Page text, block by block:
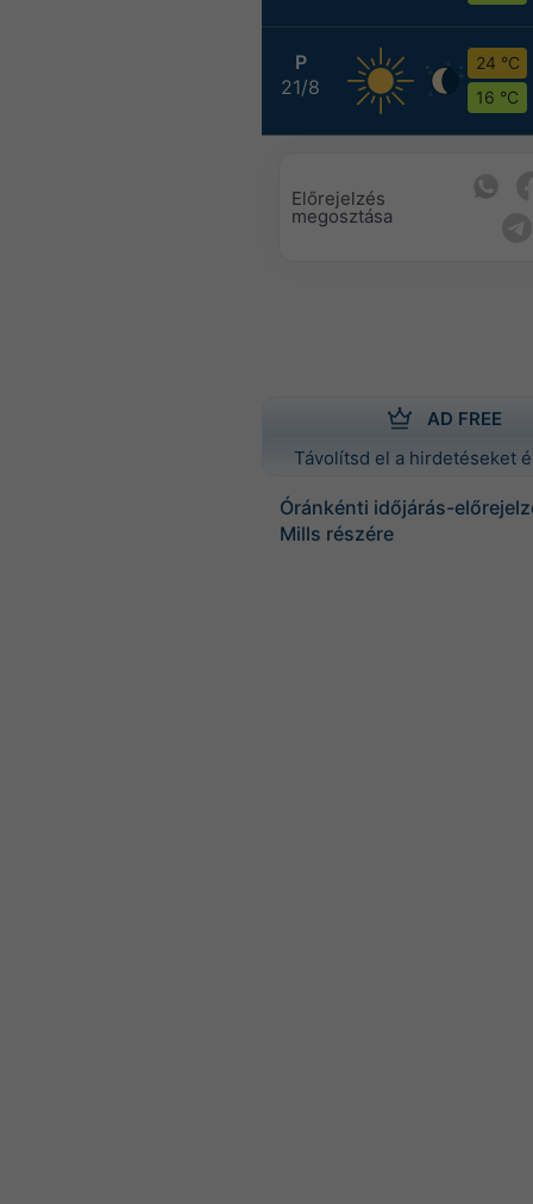
P
21/8
24 °C
16 °C
Előrejelzés
megosztása
AD FREE
Távolítsd el a hirdetéseket
Óránkénti időjárás-
Mills részére